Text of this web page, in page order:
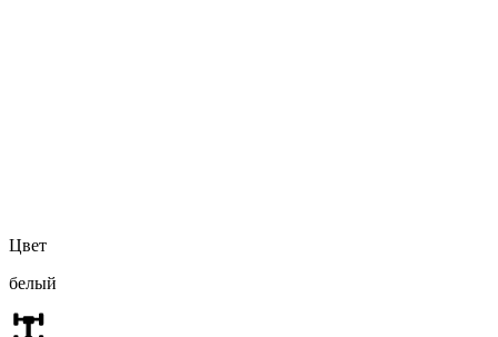
Цвет
белый